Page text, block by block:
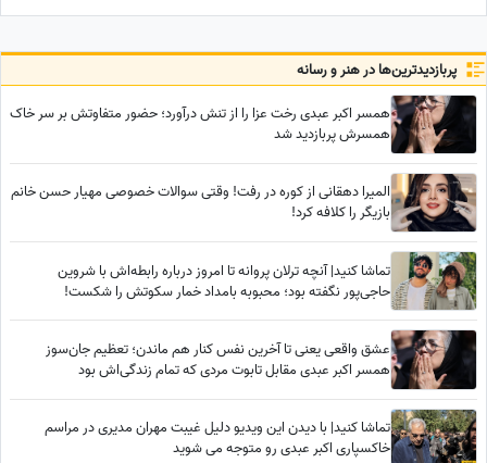
پربازدید‌ترین‌ها در هنر و رسانه
همسر اکبر عبدی رخت عزا را از تنش درآورد؛ حضور متفاوتش بر سر خاک
همسرش پربازدید شد
المیرا دهقانی از کوره در رفت! وقتی سوالات خصوصی مهیار حسن خانم
بازیگر را کلافه کرد!
تماشا کنید| آنچه ترلان پروانه تا امروز درباره رابطه‌اش با شروین
حاجی‌پور نگفته بود؛ محبوبه بامداد خمار سکوتش را شکست!
عشق واقعی یعنی تا آخرین نفس کنار هم ماندن؛ تعظیم جان‌سوز
همسر اکبر عبدی مقابل تابوت مردی که تمام زندگی‌اش بود
تماشا کنید| با دیدن این ویدیو دلیل غیبت مهران مدیری در مراسم
خاکسپاری اکبر عبدی رو متوجه می شوید